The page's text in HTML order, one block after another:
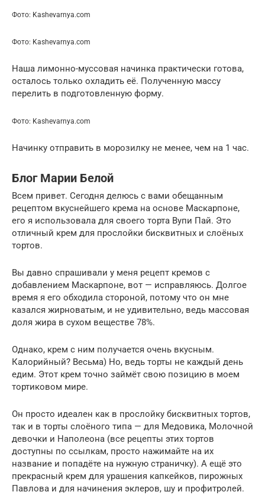
Фото: Kashevarnya.com
Фото: Kashevarnya.com
Наша лимонно-муссовая начинка практически готова,
осталось только охладить её. Полученную массу
перелить в подготовленную форму.
Фото: Kashevarnya.com
Начинку отправить в морозилку не менее, чем на 1 час.
Блог Марии Белой
Всем привет. Сегодня делюсь с вами обещанным
рецептом вкуснейшего крема на основе Маскарпоне,
его я использовала для своего торта Вупи Пай. Это
отличный крем для прослойки бисквитных и слоёных
тортов.
Вы давно спрашивали у меня рецепт кремов с
добавлением Маскарпоне, вот — исправляюсь. Долгое
время я его обходила стороной, потому что он мне
казался жирноватым, и не удивительно, ведь массовая
доля жира в сухом веществе 78%.
Однако, крем с ним получается очень вкусным.
Калорийный? Весьма) Но, ведь торты не каждый день
едим. Этот крем точно займёт свою позицию в моем
тортиковом мире.
Он просто идеален как в прослойку бисквитных тортов,
так и в торты слоёного типа — для Медовика, Молочной
девочки и Наполеона (все рецепты этих тортов
доступны по ссылкам, просто нажимайте на их
название и попадёте на нужную страничку). А ещё это
прекрасный крем для урашения капкейков, пирожных
Павлова и для начинения эклеров, шу и профитролей.